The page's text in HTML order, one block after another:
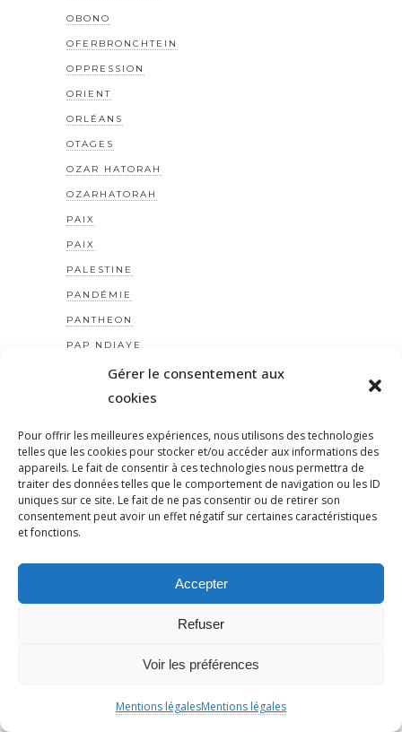
Gérer le consentement aux
cookies
Pour offrir les meilleures expériences, nous utilisons des technologies
telles que les cookies pour stocker et/ou accéder aux informations des
appareils. Le fait de consentir à ces technologies nous permettra de
traiter des données telles que le comportement de navigation ou les ID
uniques sur ce site. Le fait de ne pas consentir ou de retirer son
consentement peut avoir un effet négatif sur certaines caractéristiques
et fonctions.
Accepter
Refuser
Voir les préférences
Mentions légalesMentions légales
OBONO
OFERBRONCHTEIN
OPPRESSION
ORIENT
ORLÉANS
OTAGES
OZAR HATORAH
OZARHATORAH
PAIX
PAIX
PALESTINE
PANDÉMIE
PANTHEON
PAP NDIAYE
PARTI TRAVAILLISTE
PATRIARCAT
PATRICKBOUCHERON
PÉDAGOGIE
PEINEDEMORT
PEUPLE JUIF